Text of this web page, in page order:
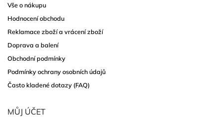
Vše o nákupu
Hodnocení obchodu
Reklamace zboží a vrácení zboží
Doprava a balení
Obchodní podmínky
Podmínky ochrany osobních údajů
Často kladené dotazy (FAQ)
MŮJ ÚČET